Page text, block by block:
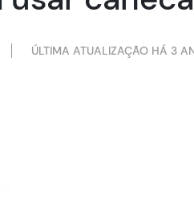
ÚLTIMA ATUALIZAÇÃO HÁ 3